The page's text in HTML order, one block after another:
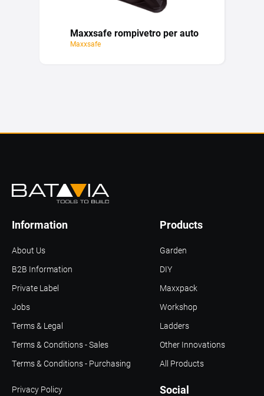
Maxxsafe rompivetro per auto
Maxxsafe
Products
Social
About Us
Information
B2B Information
Terms & Legal
Terms & Conditions - Sales
Terms & Conditions - Purchasing
Privacy Policy
Jobs
Private Label
Garden
DIY
Maxxpack
Workshop
Ladders
All Products
Other Innovations